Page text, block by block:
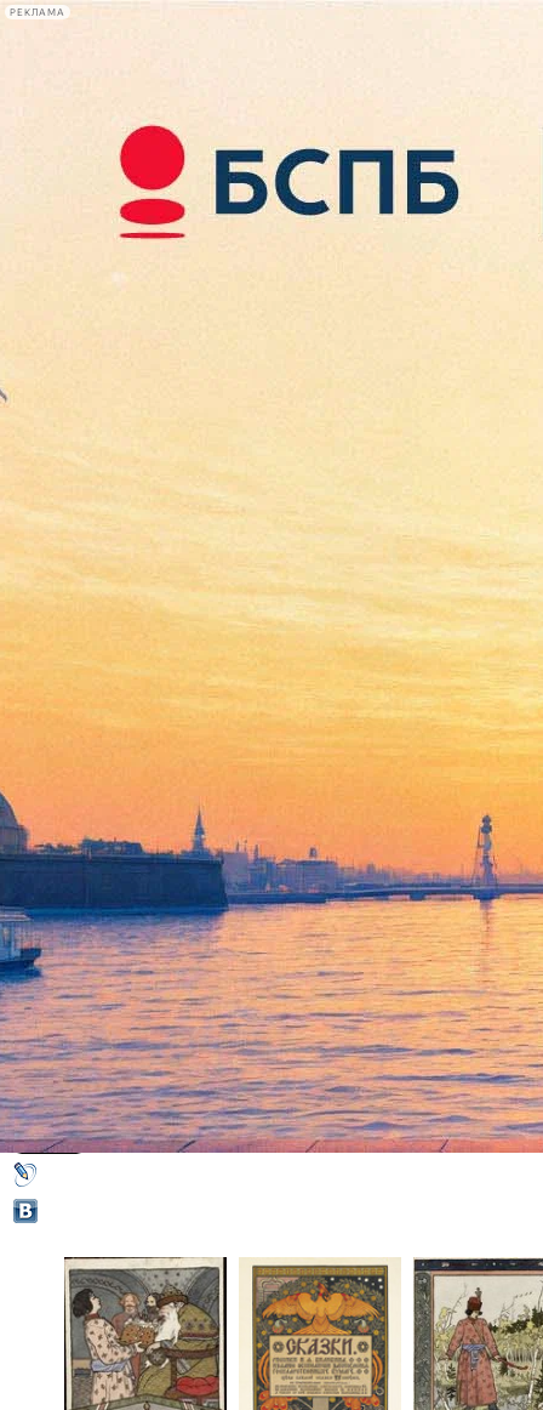
РЕКЛАМА
Сегодня:
2026.08.07
19:46
Афиша Plus
19 июля 2018 - Музей истории
денег приглашает на лекцию
о творчестве «сказочного»
художника Ивана Билибина
12 июля 2018,16:01 Версия для печати